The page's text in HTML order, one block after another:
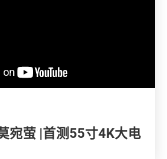
宛萤 |首测55寸4K大电